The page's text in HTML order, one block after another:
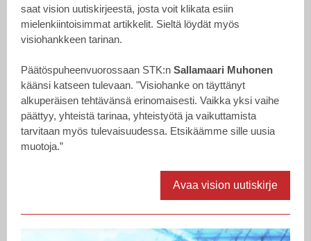
saat vision uutiskirjeestä, josta voit klikata esiin
mielenkiintoisimmat artikkelit. Sieltä löydät myös
visiohankkeen tarinan.
Päätöspuheenvuorossaan STK:n Sallamaari Muhonen
käänsi katseen tulevaan. "Visiohanke on täyttänyt
alkuperäisen tehtävänsä erinomaisesti. Vaikka yksi vaihe
päättyy, yhteistä tarinaa, yhteistyötä ja vaikuttamista
tarvitaan myös tulevaisuudessa. Etsikäämme sille uusia
muotoja.”
Avaa vision uutiskirje